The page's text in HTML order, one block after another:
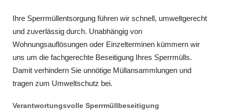
Ihre Sperrmüllentsorgung führen wir schnell, umweltgerecht
und zuverlässig durch. Unabhängig von
Wohnungsauflösungen oder Einzelterminen kümmern wir
uns um die fachgerechte Beseitigung Ihres Sperrmülls.
Damit verhindern Sie unnötige Müllansammlungen und
tragen zum Umweltschutz bei.
Verantwortungsvolle Sperrmüllbeseitigung